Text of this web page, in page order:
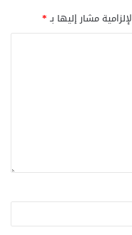
مشار إليها بـ*